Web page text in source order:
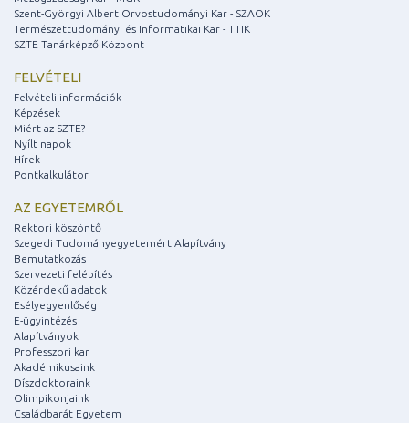
Szent-Györgyi Albert Orvostudományi Kar - SZAOK
Természettudományi és Informatikai Kar - TTIK
SZTE Tanárképző Központ
FELVÉTELI
Felvételi információk
Képzések
Miért az SZTE?
Nyílt napok
Hírek
Pontkalkulátor
AZ EGYETEMRŐL
Rektori köszöntő
Szegedi Tudományegyetemért Alapítvány
Bemutatkozás
Szervezeti felépítés
Közérdekű adatok
Esélyegyenlőség
E-ügyintézés
Alapítványok
Professzori kar
Akadémikusaink
Díszdoktoraink
Olimpikonjaink
Családbarát Egyetem